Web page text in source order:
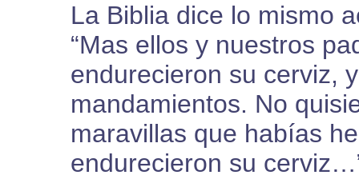
La Biblia dice lo mismo
“Mas ellos y nuestros
endurecieron su cerviz,
mandamientos. No
maravillas que habías
endurecieron su